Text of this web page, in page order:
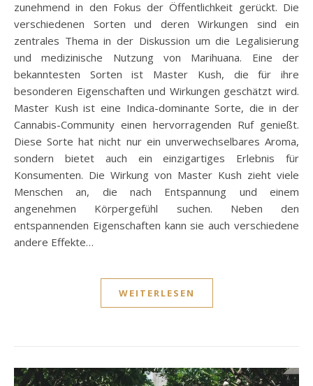
zunehmend in den Fokus der Öffentlichkeit gerückt. Die
verschiedenen Sorten und deren Wirkungen sind ein
zentrales Thema in der Diskussion um die Legalisierung
und medizinische Nutzung von Marihuana. Eine der
bekanntesten Sorten ist Master Kush, die für ihre
besonderen Eigenschaften und Wirkungen geschätzt wird.
Master Kush ist eine Indica-dominante Sorte, die in der
Cannabis-Community einen hervorragenden Ruf genießt.
Diese Sorte hat nicht nur ein unverwechselbares Aroma,
sondern bietet auch ein einzigartiges Erlebnis für
Konsumenten. Die Wirkung von Master Kush zieht viele
Menschen an, die nach Entspannung und einem
angenehmen Körpergefühl suchen. Neben den
entspannenden Eigenschaften kann sie auch verschiedene
andere Effekte…
WEITERLESEN